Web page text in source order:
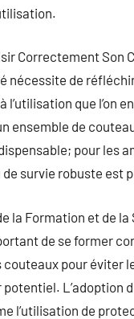
Correctement Son
nécessite de
l’utilisation que l’on
ensemble de
pour les
survie robuste est
la Formation et de
de se former
couteaux pour éviter
L’adoption
l’utilisation de